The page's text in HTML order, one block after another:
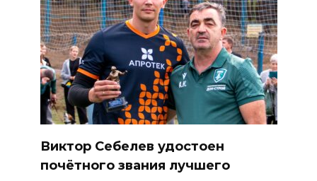
Виктор Себелев удостоен
почётного звания лучшего